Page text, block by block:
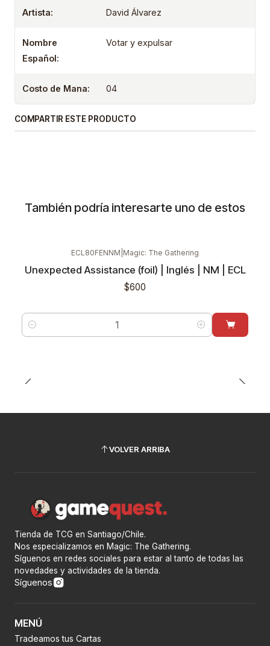
Artista: David Álvarez
Nombre
Español:
Votar y expulsar
Costo de Mana: 04
COMPARTIR ESTE PRODUCTO
También podría interesarte uno de estos
ECL80FENNM Magic: The Gathering
Unexpected Assistance (foil) | Inglés | NM | ECL
$600
Cantidad
VOLVER ARRIBA
Tienda de TCG en Santiago/Chile.
Nos especializamos en Magic: The Gathering.
Síguenos en redes sociales para estar al tanto de todas las
novedades y actividades de la tienda.
Síguenos
MENÚ
Tradeamos tus Cartas